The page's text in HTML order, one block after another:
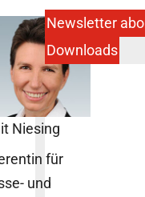
Niesing
für
und
Newsletter
Downloads